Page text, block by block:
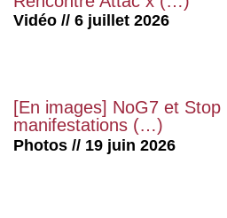
Vidéo // 6 juillet 2026
[En images] NoG7 et
manifestations (…)
Photos // 19 juin 2026